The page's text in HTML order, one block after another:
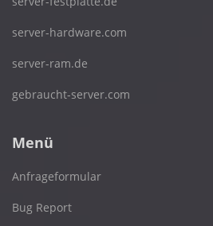
server-hardware.com
server-ram.de
gebraucht-server.com
Menü
Anfrageformular
Bug Report